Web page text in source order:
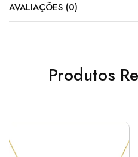
AVALIAÇÕES (0)
Produtos